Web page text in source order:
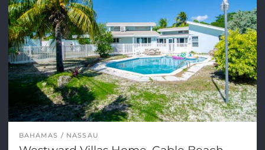
BAHAMAS NASSAU